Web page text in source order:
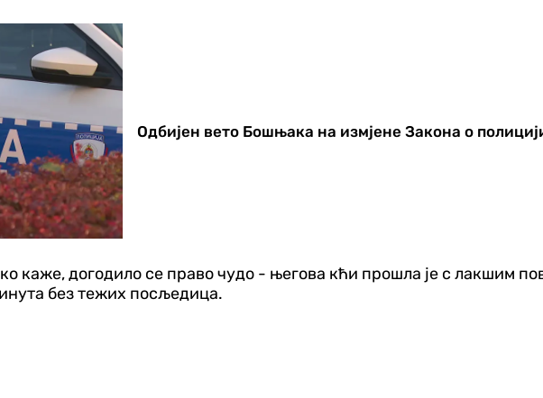
Одбијен вето Бошњака на измјене Закона о
каже, догодило се право чудо - његова кћи прошла је с лакшим
без тежих посљедица.